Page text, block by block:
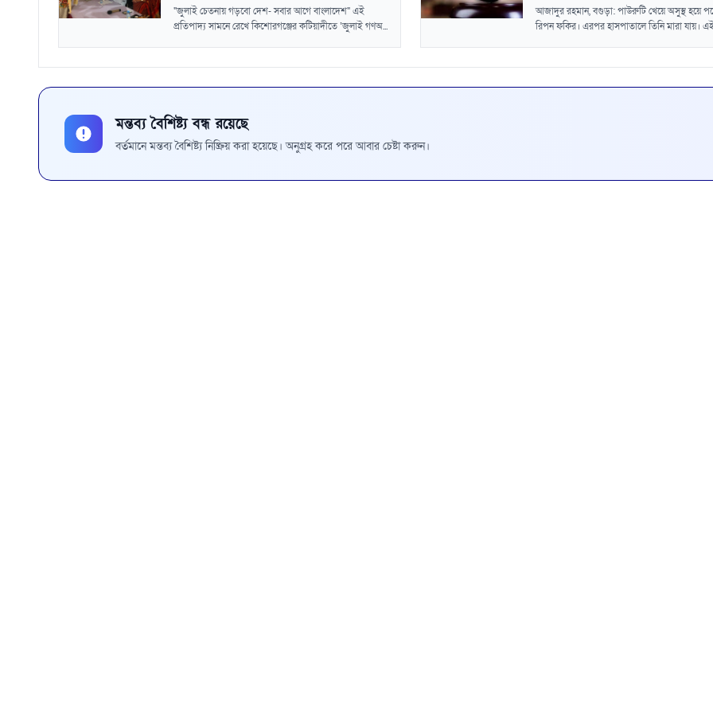
"জুলাই চেতনায় গড়বো দেশ- সবার আগে বাংলাদেশ" এই
প্রতিপাদ্য সামনে রেখে কিশোরগঞ্জের কটিয়াদীতে ‘জুলাই গণঅ...
আজাদুর রহমান, বগুড়া: পাউরুটি খেয়ে অসুস্থ হয়ে
রিপন ফকির। এরপর হাসপাতালে তিনি মারা যায়।
মন্তব্য বৈশিষ্ট্য বন্ধ রয়েছে
বর্তমানে মন্তব্য বৈশিষ্ট্য নিষ্ক্রিয় করা হয়েছে। অনুগ্রহ করে পরে আবার চেষ্টা করুন।